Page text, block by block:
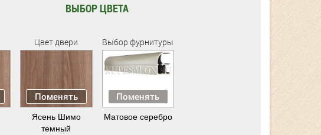
ВЫБОР ЦВЕТА
Цвет двери
Поменять
Ясень Шимо
темный
Выбор фурнитуры
Поменять
Матовое серебро